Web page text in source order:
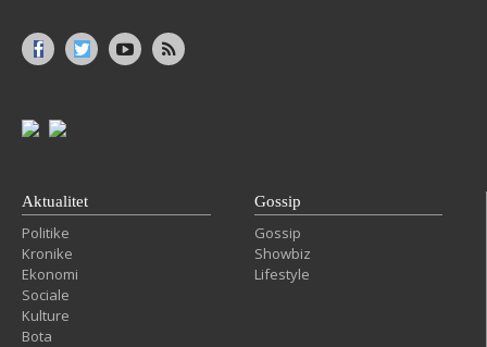
Aktualitet
Politike
Kronike
Ekonomi
Sociale
Kulture
Bota
Gossip
Gossip
Showbiz
Lifestyle